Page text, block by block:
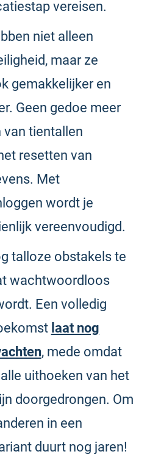
vereisen.
niet alleen
maar ze
gemakkelijker en
Geen gedoe meer
tientallen
resetten van
Met
wordt je
vereenvoudigd.
talloze obstakels te
wachtwoordloos
Een volledig
laat nog
, mede omdat
uithoeken van het
doorgedrongen. Om
in een
duurt nog jaren!